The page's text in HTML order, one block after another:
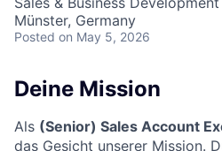
Münster, Germany
Posted on May 5, 2026
Deine Mission
Als (Senior) Sales Account
das Gesicht unserer Mission.